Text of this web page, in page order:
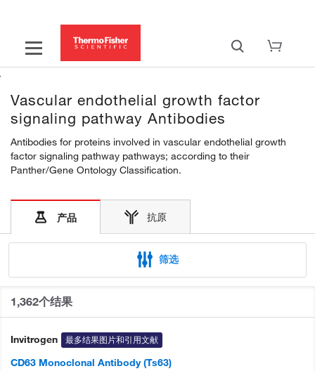
Vascular endothelial growth factor
signaling pathway Antibodies
Antibodies for proteins involved in vascular endothelial growth
factor signaling pathway pathways; according to their
Panther/Gene Ontology Classification.
产品 抗原
筛选
1,362个结果
Invitrogen 最多结果图片和引用文献
CD63 Monoclonal Antibody (Ts63)